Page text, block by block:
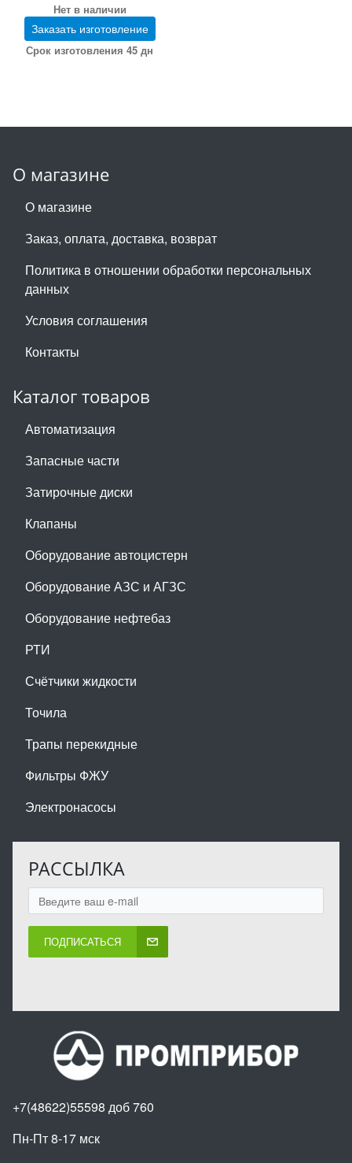
Нет в наличии
Заказать изготовление
Срок изготовления 45 дн
О магазине
О магазине
Заказ, оплата, доставка, возврат
Политика в отношении обработки персональных
данных
Условия соглашения
Контакты
Каталог товаров
Автоматизация
Запасные части
Затирочные диски
Клапаны
Оборудование автоцистерн
Оборудование АЗС и АГЗС
Оборудование нефтебаз
РТИ
Счётчики жидкости
Точила
Трапы перекидные
Фильтры ФЖУ
Электронасосы
РАССЫЛКА
ПОДПИСАТЬСЯ
+7(48622)55598 доб 760
Пн-Пт 8-17 мск